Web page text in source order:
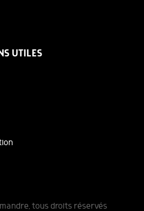
UTILES
tous droits réservés